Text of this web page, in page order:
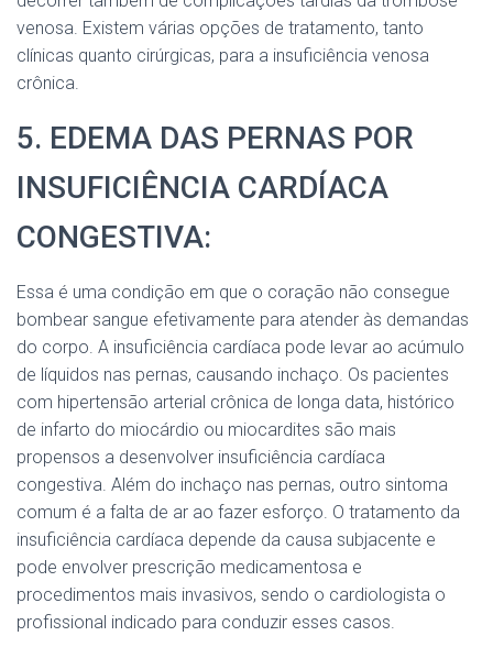
venosa. Existem várias opções de tratamento, tanto
clínicas quanto cirúrgicas, para a insuficiência venosa
crônica.
5. EDEMA DAS PERNAS POR
INSUFICIÊNCIA CARDÍACA
CONGESTIVA:
Essa é uma condição em que o coração não consegue
bombear sangue efetivamente para atender às demandas
do corpo. A insuficiência cardíaca pode levar ao acúmulo
de líquidos nas pernas, causando inchaço. Os pacientes
com hipertensão arterial crônica de longa data, histórico
de infarto do miocárdio ou miocardites são mais
propensos a desenvolver insuficiência cardíaca
congestiva. Além do inchaço nas pernas, outro sintoma
comum é a falta de ar ao fazer esforço. O tratamento da
insuficiência cardíaca depende da causa subjacente e
pode envolver prescrição medicamentosa e
procedimentos mais invasivos, sendo o cardiologista o
profissional indicado para conduzir esses casos.